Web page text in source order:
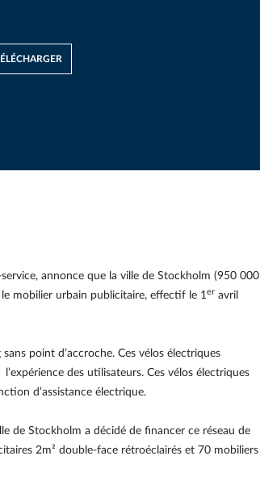
annonce que la ville de Stockholm (950 000
le mobilier urbain publicitaire, effectif le 1er avril
point d’accroche. Ces vélos électriques
des utilisateurs. Ces vélos électriques
d’assistance électrique.
de Stockholm a décidé de financer ce réseau de
2m² double-face rétroéclairés et 70 mobiliers